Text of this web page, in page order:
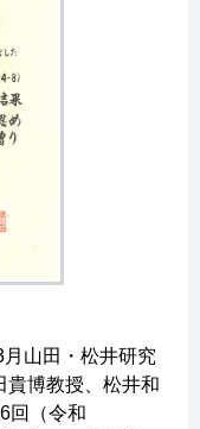
山田・松井研究
博教授、松井和
回（令和